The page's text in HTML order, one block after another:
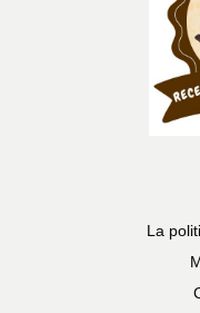
La